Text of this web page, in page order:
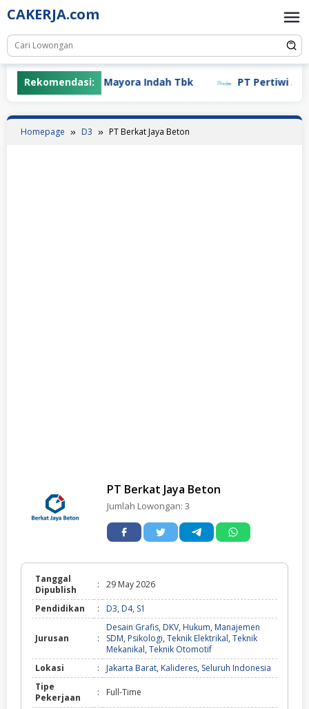
Skip
to
content
CAKERJA.com
Rekomendasi:PT Mayora Indah Tbk PT Pertiwi Agung
Homepage D3 PT Berkat Jaya Beton
PT Berkat Jaya Beton
Jumlah Lowongan: 3
Tanggal
Dipublish
: 29 May 2026
Pendidikan : D3, D4, S1
Jurusan :
Desain Grafis, DKV, Hukum, Manajemen
SDM, Psikologi, Teknik Elektrikal, Teknik
Mekanikal, Teknik Otomotif
Lokasi
: Jakarta Barat, Kalideres, Seluruh Indonesia
Tipe
Pekerjaan
: Full-Time